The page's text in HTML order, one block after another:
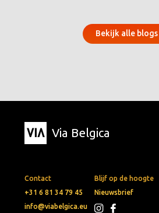
Bekijk alle blogs
Via Belgica
Contact
+31 6 81 34 79 45
info@viabelgica.eu
Blijf op de hoogte
Nieuwsbrief